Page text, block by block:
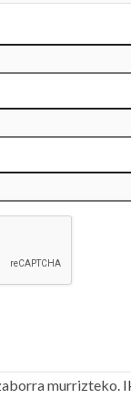
murrizteko.